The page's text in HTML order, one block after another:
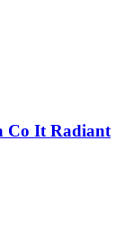
It Radiant